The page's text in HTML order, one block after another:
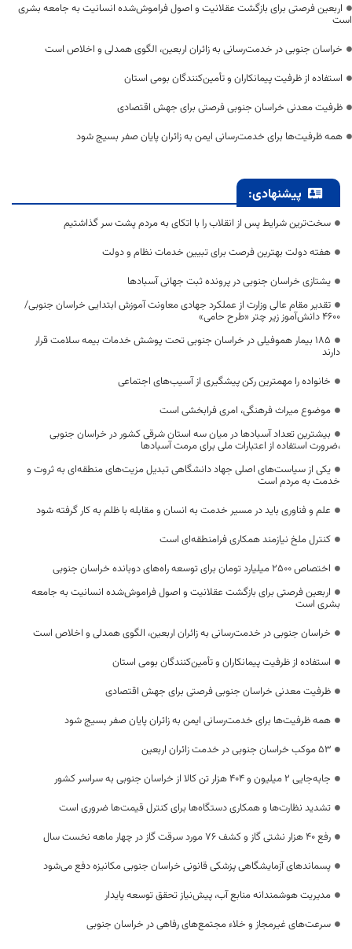
اربعین فرصتی برای بازگشت عقلانیت و اصول فراموش‌شده انسانیت به جامعه بشری
است
خراسان جنوبی در خدمت‌رسانی به زائران اربعین، الگوی همدلی و اخلاص است
استفاده از ظرفیت پیمانکاران و تأمین‌کنندگان بومی استان
ظرفیت معدنی خراسان جنوبی فرصتی برای جهش اقتصادی
همه ظرفیت‌ها برای خدمت‌رسانی ایمن به زائران پایان صفر بسیج شود
پیشنهادی:
سخت‌ترین شرایط پس از انقلاب را با اتکای به مردم پشت سر گذاشتیم
هفته دولت بهترین فرصت برای تبیین خدمات نظام و دولت
یشتازی خراسان جنوبی در پرونده ثبت جهانی آسبادها
تقدیر مقام عالی وزارت از عملکرد جهادی معاونت آموزش ابتدایی خراسان جنوبی/
۴۶۰۰ دانش‌آموز زیر چتر «طرح حامی»
۱۸۵ بیمار هموفیلی در خراسان جنوبی تحت پوشش خدمات بیمه سلامت قرار
دارند
خانواده را مهمترین رکن پیشگیری از آسیب‌های اجتماعی
موضوع میراث فرهنگی، امری فرابخشی است
بیشترین تعداد آسبادها در میان سه استان شرقی کشور در خراسان جنوبی
،ضرورت استفاده از اعتبارات ملی برای مرمت آسبادها
یکی از سیاست‌های اصلی جهاد دانشگاهی تبدیل مزیت‌های منطقه‌ای به ثروت و
خدمت به مردم است
علم و فناوری باید در مسیر خدمت به انسان و مقابله با ظلم به کار گرفته شود
کنترل ملخ نیازمند همکاری فرامنطقه‌ای است
اختصاص 2500 میلیارد تومان برای توسعه راه‌های دوبانده خراسان جنوبی
اربعین فرصتی برای بازگشت عقلانیت و اصول فراموش‌شده انسانیت به جامعه
بشری است
خراسان جنوبی در خدمت‌رسانی به زائران اربعین، الگوی همدلی و اخلاص است
استفاده از ظرفیت پیمانکاران و تأمین‌کنندگان بومی استان
ظرفیت معدنی خراسان جنوبی فرصتی برای جهش اقتصادی
همه ظرفیت‌ها برای خدمت‌رسانی ایمن به زائران پایان صفر بسیج شود
53 موکب خراسان جنوبی در خدمت زائران اربعین
جابه‌جایی 2 میلیون و 404 هزار تن کالا از خراسان جنوبی به سراسر کشور
تشدید نظارت‌ها و همکاری دستگاه‌ها برای کنترل قیمت‌ها ضروری است
رفع 40 هزار نشتی گاز و کشف 76 مورد سرقت گاز در چهار ماهه نخست سال
پسماندهای آزمایشگاهی پزشکی قانونی خراسان جنوبی مکانیزه دفع می‌شود
مدیریت هوشمندانه منابع آب، پیش‌نیاز تحقق توسعه پایدار
سرعت‌های غیرمجاز و خلاء مجتمع‌های رفاهی در خراسان جنوبی